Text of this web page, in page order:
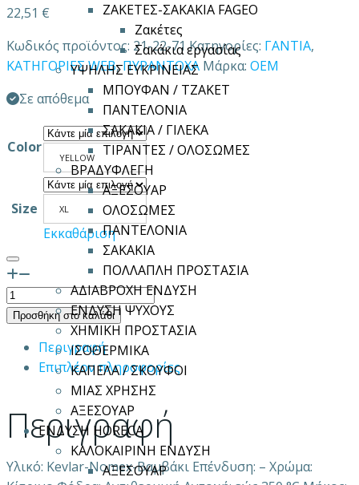
ΖΑΚΕΤΕΣ-ΣΑΚΑΚΙΑ FAGEO
Ζακέτες
Σακάκια εργασίας
ΥΨΗΛΗΣ ΕΥΚΡΙΝΕΙΑΣ
ΜΠΟΥΦΑΝ / ΤΖΑΚΕΤ
ΠΑΝΤΕΛΟΝΙΑ
ΣΑΚΑΚΙΑ / ΓΙΛΕΚΑ
ΤΙΡΑΝΤΕΣ / ΟΛΟΣΩΜΕΣ
ΒΡΑΔΥΦΛΕΓΗ
ΑΞΕΣΟΥΑΡ
ΟΛΟΣΩΜΕΣ
ΠΑΝΤΕΛΟΝΙΑ
ΣΑΚΑΚΙΑ
ΠΟΛΛΑΠΛΗ ΠΡΟΣΤΑΣΙΑ
ΑΔΙΑΒΡΟΧΗ ΕΝΔΥΣΗ
ΕΝΔΥΣΗ ΨΥΧΟΥΣ
ΧΗΜΙΚΗ ΠΡΟΣΤΑΣΙΑ
ΙΣΟΘΕΡΜΙΚΑ
ΚΑΠΕΛΑ / ΣΚΟΥΦΟΙ
ΜΙΑΣ ΧΡΗΣΗΣ
ΑΞΕΣΟΥΑΡ
ΕΝΔΥΣΗ HORECA
ΚΑΛΟΚΑΙΡΙΝΗ ΕΝΔΥΣΗ
ΑΞΕΣΟΥΑΡ
22,51 €
Κωδικός προϊόντος: 21-22-71 Κατηγορίες: ΓΑΝΤΙΑ,
ΚΑΤΗΓΟΡΙΕΣ WEB,ΠΥΡΑΝΤΟΧΑ Μάρκα: OEM
Σε απόθεμα
Color
YELLOW
Size XL
Εκκαθάριση
Γάντια
αντιθερμικά
Kevlar-
Βαμβάκι
ποσότητα
Προσθήκη στο καλάθι
Περιγραφή
Επιπλέον πληροφορίες
Περιγραφή
Υλικό: Kevlar-Nomex-Βαμβάκι Επένδυση: – Χρώμα: